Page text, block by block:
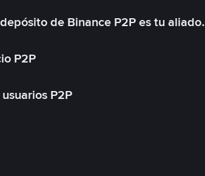
de Binance P2P es tu aliado.
P2P
P2P